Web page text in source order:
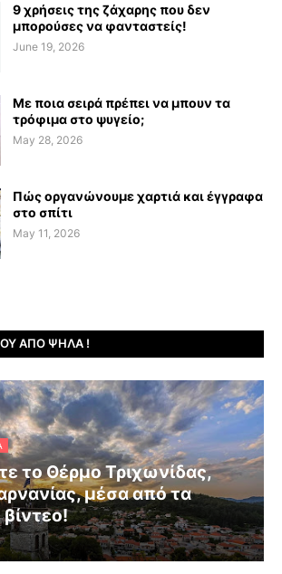
9 χρήσεις της ζάχαρης που δεν
μπορούσες να φανταστείς!
June 19, 2026
Με ποια σειρά πρέπει να μπουν τα
τρόφιμα στο ψυγείο;
May 28, 2026
Πώς οργανώνουμε χαρτιά και έγγραφα
στο σπίτι
May 11, 2026
ΑΠΌ ΨΗΛΆ !
το Θέρμο Τριχωνίδας,
μέσα από τα